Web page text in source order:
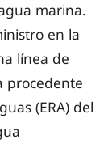
marina.
en la
línea de
procedente
(ERA) del